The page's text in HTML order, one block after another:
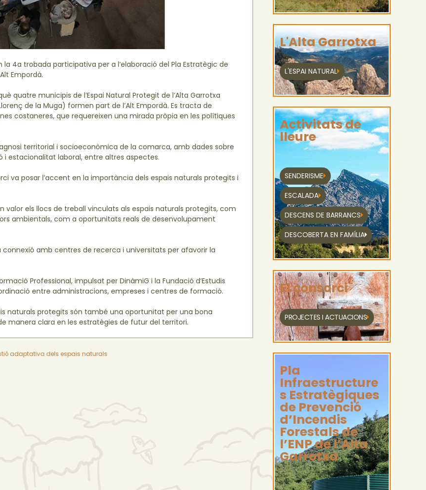
la 4a trobada participativa per a l’elaboració del Pla Estratègic de
Empordà.
quatre municipis de l’Espai Natural Protegit de l’Alta Garrotxa
de la Muga) formen part de l’Alt Empordà. Es tracta de
costaneres, que requereixen una mirada pròpia en les polítiques
territorial i socioeconòmica de la comarca, amb dades sobre
estacionalitat laboral, entre altres aspectes.
va posar l’accent en la importància dels espais naturals protegits i
valor els llocs de treball vinculats als espais naturals protegits, com
ambientals, com a oportunitats reals de desenvolupament
amb centres de recerca i universitats per afavorir la
Professional, impulsat per DinàmiG i la Fundació d’Estudis
entre administracions, empreses i centres de formació.
naturals protegits són també una oportunitat per una bona
manera clara en les estratègies de futur del territori.
adaptativa dels espais naturals
L'Alta Garrotxa
L'ESPAI NATURAL
Activitats de
lleure
SENDERISME
ESCALADA
DESCENS DE BARRANCS
DESCOBERTA EN FAMÍLIA
El consorci
PROJECTES I ACTUACIONS
Pla
Infraestructure
s Estratègiques
de Prevenció
d’Incendis
Forestals de
l’ENP de l’Alta
Garrotxa